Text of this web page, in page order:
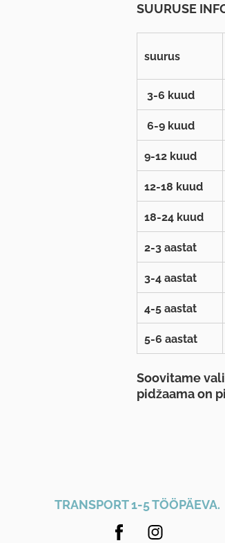
SUURUSE
suurus
3-6 kuud
6-9 kuud
9-12 kuud
12-18 kuud
18-24 kuud
2-3 aastat
3-4 aastat
4-5 aastat
5-6 aastat
Soovitame
pidžaama on
TRANSPORT 1-5 TÖÖPÄEVA.